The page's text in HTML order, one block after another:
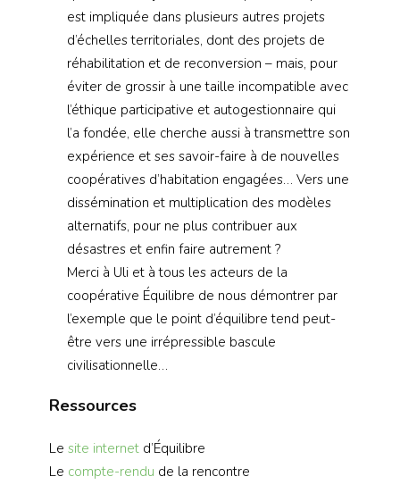
est impliquée dans plusieurs autres projets
d’échelles territoriales, dont des projets de
réhabilitation et de reconversion – mais, pour
éviter de grossir à une taille incompatible avec
l’éthique participative et autogestionnaire qui
l’a fondée, elle cherche aussi à transmettre son
expérience et ses savoir-faire à de nouvelles
coopératives d’habitation engagées… Vers une
dissémination et multiplication des modèles
alternatifs, pour ne plus contribuer aux
désastres et enfin faire autrement ?
Merci à Uli et à tous les acteurs de la
coopérative Équilibre de nous démontrer par
l’exemple que le point d’équilibre tend peut-
être vers une irrépressible bascule
civilisationnelle…
Ressources
Le site internet d’Équilibre
Le compte-rendu de la rencontre